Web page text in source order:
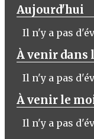
Aujourd'hui
Il n'y a pas
À venir dans
Il n'y a pas
À venir le
Il n'y a pas